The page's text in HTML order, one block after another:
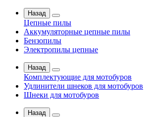
Назад
Цепные пилы
Аккумуляторные цепные пилы
Бензопилы
Электропилы цепные
Назад
Комплектующие для мотобуров
Удлинители шнеков для мотобуров
Шнеки для мотобуров
Назад